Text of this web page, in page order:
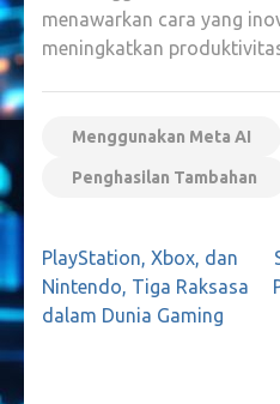
menawarkan cara yang
meningkatkan
Menggunakan Meta AI
Penghasilan Tambahan
Navigasi
pos
PlayStation, Xbox, dan
Nintendo, Tiga Raksasa
dalam Dunia Gaming